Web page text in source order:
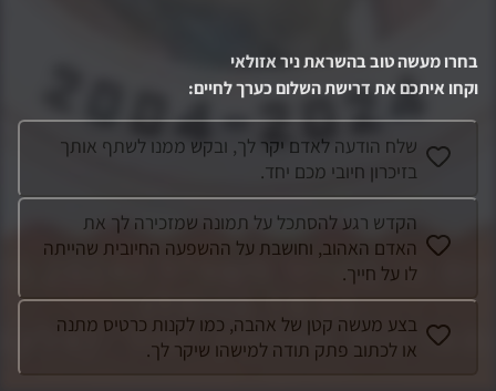
בחרו מעשה טוב בהשראתניר אזולאי
וקחו איתכם את דרישת השלום כערך לחיים:
שלח הודעה לאדם יקר לך, ובקש ממנו לשתף אותך
בזיכרון חיובי מכם יחד.
הקדש רגע להסתכל על תמונה שמזכירה לך את
האדם האהוב, וחושבת על ההשפעה החיובית שהייתה
לו על חייך.
בצע מעשה קטן של אהבה, כמו לקנות כרטיס מתנה
או לכתוב פתק תודה למישהו שיקר לך.